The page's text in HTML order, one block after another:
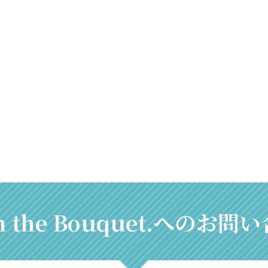
the Bouquet.へのお問い